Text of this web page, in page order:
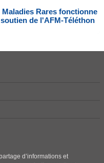
Maladies Rares fonctionne
de l'AFM-Téléthon
d’informations et